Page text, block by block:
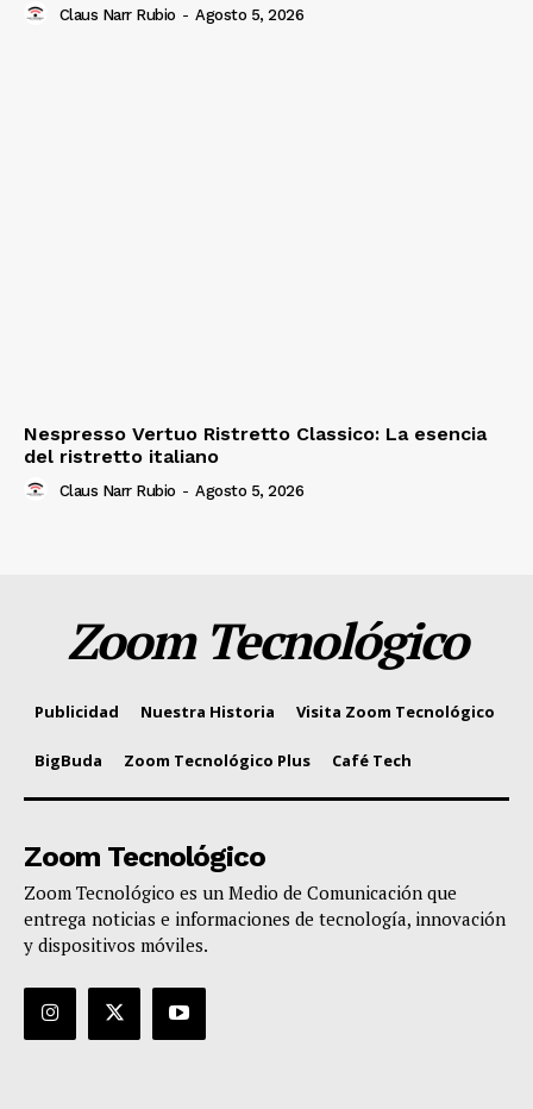
Claus Narr Rubio - Agosto 5, 2026
Nespresso Vertuo Ristretto Classico: La esencia
del ristretto italiano
Claus Narr Rubio - Agosto 5, 2026
Zoom Tecnológico
Publicidad Nuestra Historia Visita Zoom Tecnológico
BigBuda Zoom Tecnológico Plus Café Tech
Zoom Tecnológico
Zoom Tecnológico es un Medio de Comunicación que
entrega noticias e informaciones de tecnología, innovación
y dispositivos móviles.